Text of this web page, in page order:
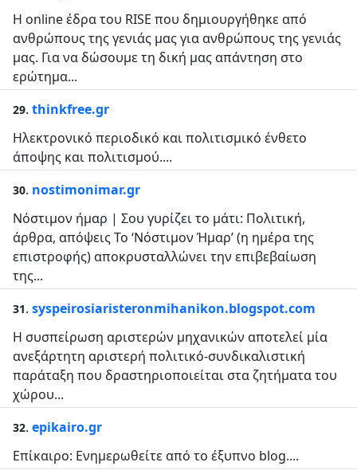
Η online έδρα του RISE που δημιουργήθηκε από
ανθρώπους της γενιάς μας για ανθρώπους της γενιάς
μας. Για να δώσουμε τη δική μας απάντηση στο
ερώτημα...
29. thinkfree.gr
Ηλεκτρονικό περιοδικό και πολιτισμικό ένθετο
άποψης και πολιτισμού....
30. nostimonimar.gr
Νόστιμον ήμαρ | Σου γυρίζει το μάτι: Πολιτική,
άρθρα, απόψεις Το ‘Νόστιμον Ήμαρ’ (η ημέρα της
επιστροφής) αποκρυσταλλώνει την επιβεβαίωση
της...
31. syspeirosiaristeronmihanikon.blogspot.com
Η συσπείρωση αριστερών μηχανικών αποτελεί μία
ανεξάρτητη αριστερή πολιτικό-συνδικαλιστική
παράταξη που δραστηριοποιείται στα ζητήματα του
χώρου...
32. epikairo.gr
Επίκαιρο: Ενημερωθείτε από το έξυπνο blog....